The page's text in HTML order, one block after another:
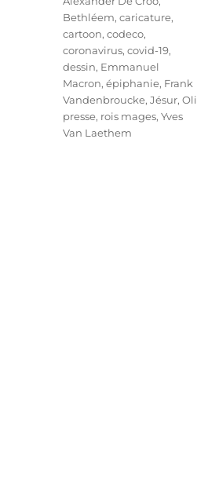
Bethléem,caricature,
cartoon,codeco,
coronavirus,covid-19,
dessin, Emmanuel
Macron,épiphanie, Frank
Vandenbroucke,Jésur,Oli
presse, rois mages,Yves
Van Laethem